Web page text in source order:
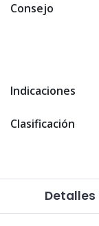
Consejo
Indicaciones
Clasificación
Detalles